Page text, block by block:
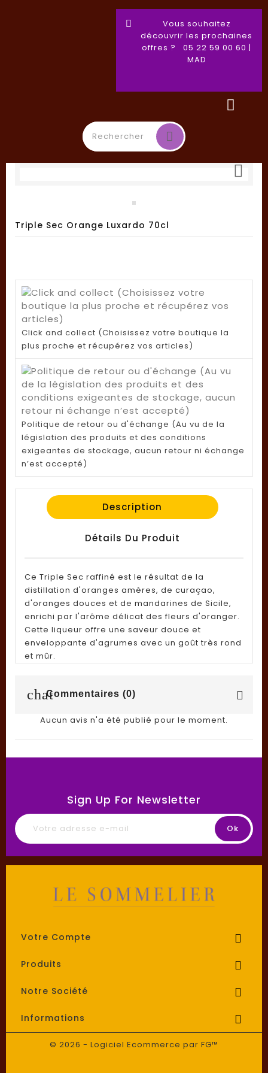
Vous souhaitez
découvrir les prochaines
offres ? 05 22 59 00 60 |
MAD

Triple Sec Orange Luxardo 70cl
Click and collect (Choisissez votre boutique la
plus proche et récupérez vos articles)
Politique de retour ou d'échange (Au vu de la
législation des produits et des conditions
exigeantes de stockage, aucun retour ni échange
n’est accepté)
Description
Détails Du Produit
Ce Triple Sec raffiné est le résultat de la
distillation d'oranges amères, de curaçao,
d'oranges douces et de mandarines de Sicile,
enrichi par l'arôme délicat des fleurs d'oranger.
Cette liqueur offre une saveur douce et
enveloppante d'agrumes avec un goût très rond
et mûr.
chatCommentaires (0)
Aucun avis n'a été publié pour le moment.
Sign Up For Newsletter
Votre Compte 
Produits 
Notre Société 
Informations 
© 2026 - Logiciel Ecommerce par FG™